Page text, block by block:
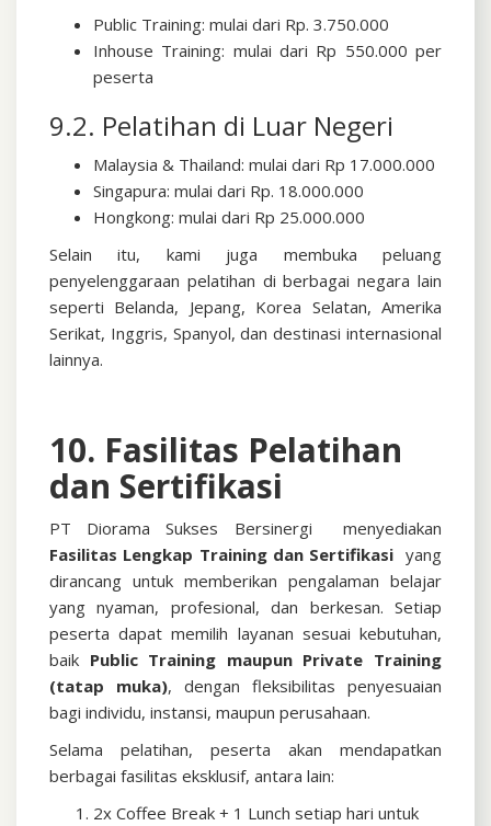
Public Training: mulai dari Rp. 3.750.000
Inhouse Training: mulai dari Rp 550.000 per
peserta
9.2. Pelatihan di Luar Negeri
Malaysia & Thailand: mulai dari Rp 17.000.000
Singapura: mulai dari Rp. 18.000.000
Hongkong: mulai dari Rp 25.000.000
Selain itu, kami juga membuka peluang
penyelenggaraan pelatihan di berbagai negara lain
seperti Belanda, Jepang, Korea Selatan, Amerika
Serikat, Inggris, Spanyol, dan destinasi internasional
lainnya.
10. Fasilitas Pelatihan
dan Sertifikasi
PT Diorama Sukses Bersinergi menyediakan
Fasilitas Lengkap Training dan Sertifikasi yang
dirancang untuk memberikan pengalaman belajar
yang nyaman, profesional, dan berkesan. Setiap
peserta dapat memilih layanan sesuai kebutuhan,
baik Public Training maupun Private Training
(tatap muka), dengan fleksibilitas penyesuaian
bagi individu, instansi, maupun perusahaan.
Selama pelatihan, peserta akan mendapatkan
berbagai fasilitas eksklusif, antara lain:
2x Coffee Break + 1 Lunch setiap hari untuk